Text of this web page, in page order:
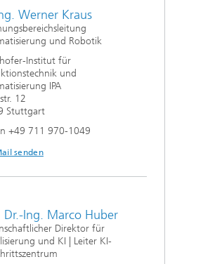
Werner Kraus
und Robotik
Institut für
und
IPA
12
Stuttgart
+49 711 970-1049
senden
Dr.-Ing. Marco Huber
Direktor für
und KI | Leiter KI-